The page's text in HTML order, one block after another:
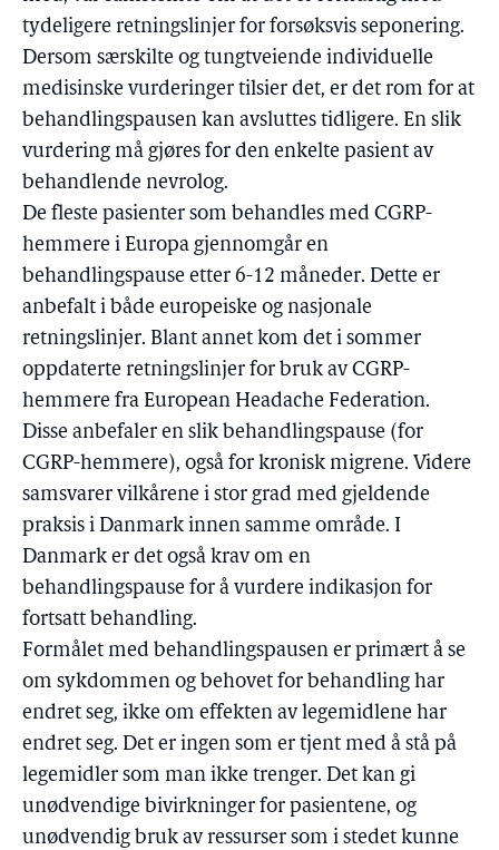
tydeligere retningslinjer for forsøksvis seponering.
Dersom særskilte og tungtveiende individuelle
medisinske vurderinger tilsier det, er det rom for at
behandlingspausen kan avsluttes tidligere. En slik
vurdering må gjøres for den enkelte pasient av
behandlende nevrolog.
De fleste pasienter som behandles med CGRP-
hemmere i Europa gjennomgår en
behandlingspause etter 6-12 måneder. Dette er
anbefalt i både europeiske og nasjonale
retningslinjer. Blant annet kom det i sommer
oppdaterte retningslinjer for bruk av CGRP-
hemmere fra European Headache Federation.
Disse anbefaler en slik behandlingspause (for
CGRP-hemmere), også for kronisk migrene. Videre
samsvarer vilkårene i stor grad med gjeldende
praksis i Danmark innen samme område. I
Danmark er det også krav om en
behandlingspause for å vurdere indikasjon for
fortsatt behandling.
Formålet med behandlingspausen er primært å se
om sykdommen og behovet for behandling har
endret seg, ikke om effekten av legemidlene har
endret seg. Det er ingen som er tjent med å stå på
legemidler som man ikke trenger. Det kan gi
unødvendige bivirkninger for pasientene, og
unødvendig bruk av ressurser som i stedet kunne